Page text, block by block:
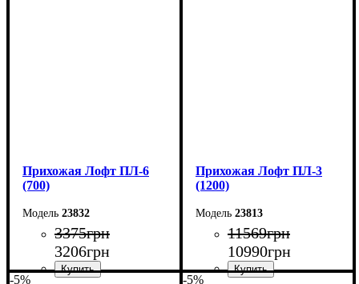
Прихожая Лофт ПЛ-6
(700)
23832
3375грн
3206грн
Прихожая Лофт ПЛ-3
(1200)
23813
11569грн
10990грн
-5% -5%